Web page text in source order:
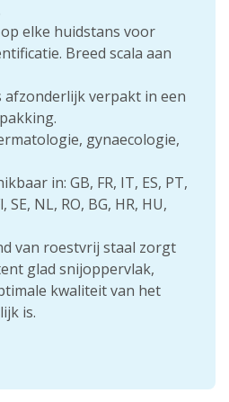
elke huidstans voor
Breed scala aan
afzonderlijk verpakt in een
gynaecologie,
in: GB, FR, IT, ES, PT,
SE, NL, RO, BG, HR, HU,
van roestvrij staal zorgt
glad snijoppervlak,
kwaliteit van het
is.